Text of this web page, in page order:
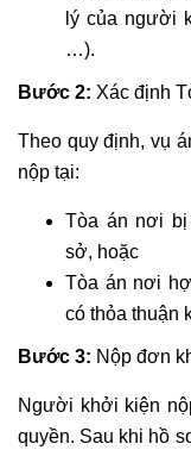
lý của người
…).
Bước 2: Xác định
Theo quy định, vụ
nộp tại:
Tòa án nơi bị
sở, hoặc
Tòa án nơi
có thỏa thuận
Bước 3: Nộp đơn
Người khởi kiện
quyền. Sau khi hồ